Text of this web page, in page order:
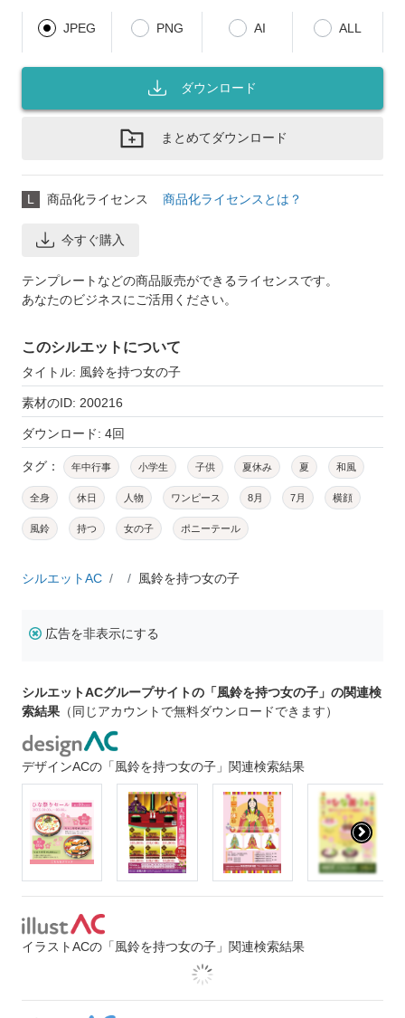
JPEG PNG AI ALL
ダウンロード
まとめてダウンロード
L 商品化ライセンス 商品化ライセンスとは？
今すぐ購入
テンプレートなどの商品販売ができるライセンスです。
あなたのビジネスにご活用ください。
このシルエットについて
タイトル: 風鈴を持つ女の子
素材のID: 200216
ダウンロード: 4回
タグ： 年中行事 小学生 子供 夏休み 夏 和風
全身 休日 人物 ワンピース 8月 7月 横顔
風鈴 持つ 女の子 ポニーテール
シルエットAC 風鈴を持つ女の子
広告を非表示にする
シルエットACグループサイトの「風鈴を持つ女の子」の関連検
索結果 （同じアカウントで無料ダウンロードできます）
デザインACの「風鈴を持つ女の子」関連検索結果
イラストACの「風鈴を持つ女の子」関連検索結果